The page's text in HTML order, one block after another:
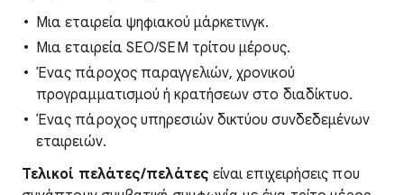
Μια εταιρεία ψηφιακού μάρκετινγκ.
Μια εταιρεία SEO/SEM τρίτου μέρους.
Ένας πάροχος παραγγελιών, χρονικού
προγραμματισμού ή κρατήσεων στο διαδίκτυο.
Ένας πάροχος υπηρεσιών δικτύου συνδεδεμένων
εταιρειών.
Τελικοί πελάτες/πελάτες είναι επιχειρήσεις που